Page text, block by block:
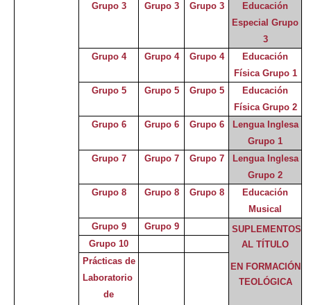
Grupo 3
Grupo 3 Grupo 3
Educación
Especial Grupo
3
Grupo 4
Grupo 4 Grupo 4
Educación
Física Grupo 1
Grupo 5
Grupo 5 Grupo 5
Educación
Física Grupo 2
Grupo 6
Grupo 6 Grupo 6
Lengua Inglesa
Grupo 1
Grupo 7
Grupo 7 Grupo 7
Lengua Inglesa
Grupo 2
Grupo 8
Grupo 8 Grupo 8
Educación
Musical
Grupo 9
Grupo 9
SUPLEMENTOS
AL TÍTULO
EN FORMACIÓN
TEOLÓGICA
Grupo 10
Prácticas de
Laboratorio
de